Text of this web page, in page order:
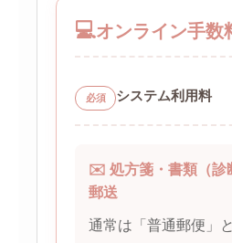
💻オンライン手数
必須 システム利用料
✉️ 処方箋・書類（診
郵送
通常は「普通郵便」